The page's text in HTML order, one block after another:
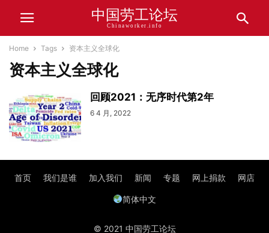
中国劳工论坛
Chinaworker.info
Home Tags 资本主义全球化
资本主义全球化
回顾2021：无序时代第2年
6 4 月, 2022
首页 我们是谁 加入我们 新闻 专题 网上捐款 网店
简体中文
© 2021 中国劳工论坛